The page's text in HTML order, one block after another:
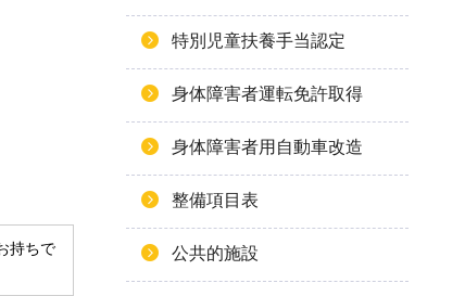
持ちで
特別児童扶養手当認定
身体障害者運転免許取得
身体障害者用自動車改造
整備項目表
公共的施設